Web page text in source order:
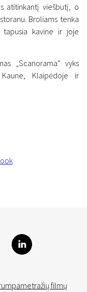
atitinkantį viešbutį, o
Broliams tenka
kavine ir joje
„Scanorama“ vyks
Klaipėdoje ir
filmų